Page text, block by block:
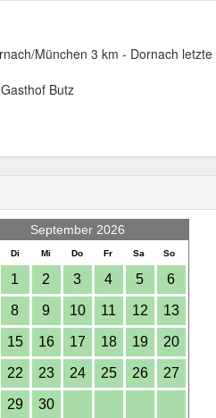
München 3 km - Dornach letzte
Butz
September 2026
Di Mi Do Fr Sa So
1 2 3 4 5 6
8 9 10 11 12 13
15 16 17 18 19 20
22 23 24 25 26 27
29 30